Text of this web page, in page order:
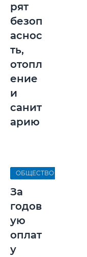
рят
безоп
аснос
ть,
отопл
ение
и
санит
арию
ОБЩЕСТВО
За
годов
ую
оплат
у